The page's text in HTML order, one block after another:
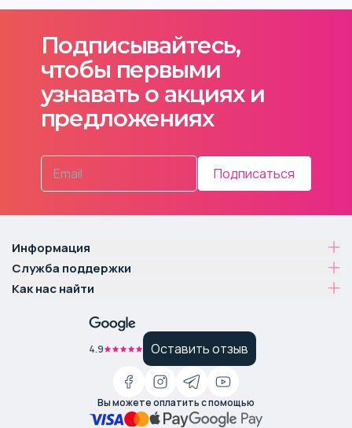
Подписывайтесь,
чтобы первыми
узнавать о акциях и
предложениях
Подписаться
Информация
Служба поддержки
Как нас найти
4.9 Оставить отзыв
Вы можете оплатить с помощью